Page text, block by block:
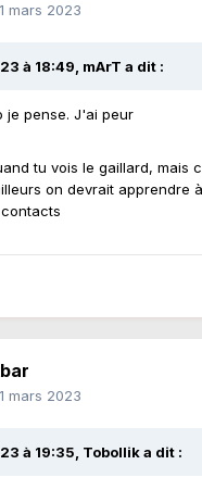
mars 2023
à 18:49, mArT a dit :
je pense. J'ai peur
tu vois le gaillard, mais
on devrait apprendre
mars 2023
à 19:35, Tobollika dit :